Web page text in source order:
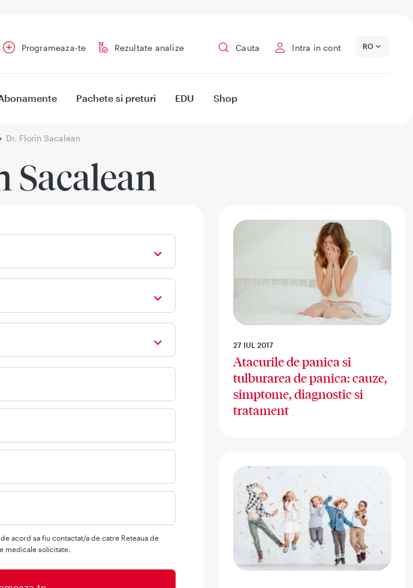
Programeaza-te Rezultate analize Cauta Intra in cont RO
Pachete si preturi EDU Shop
Dr. Florin Sacalean
Sacalean
acord sa fiu contactat/a de catre Reteaua de
medicale solicitate.
27 IUL 2017
Atacurile de panica si
tulburarea de panica: cauze,
simptome, diagnostic si
tratament